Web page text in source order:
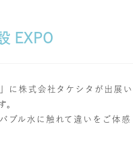
EXPO
株式会社タケシタが出展い
。
ブル水に触れて違いをご体